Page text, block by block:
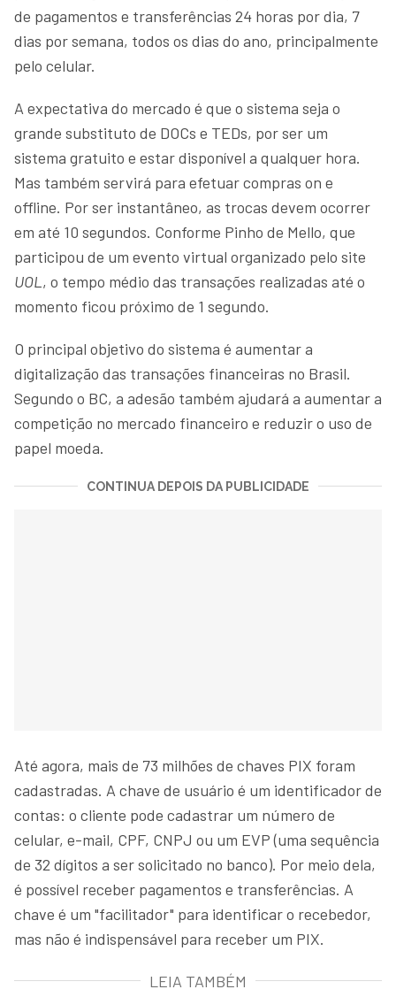
de pagamentos e transferências 24 horas por dia, 7
dias por semana, todos os dias do ano, principalmente
pelo celular.
A expectativa do mercado é que o sistema seja o
grande substituto de DOCs e TEDs, por ser um
sistema gratuito e estar disponível a qualquer hora.
Mas também servirá para efetuar compras on e
offline. Por ser instantâneo, as trocas devem ocorrer
em até 10 segundos. Conforme Pinho de Mello, que
participou de um evento virtual organizado pelo site
UOL , o tempo médio das transações realizadas até o
momento ficou próximo de 1 segundo.
O principal objetivo do sistema é aumentar a
digitalização das transações financeiras no Brasil.
Segundo o BC, a adesão também ajudará a aumentar a
competição no mercado financeiro e reduzir o uso de
papel moeda.
CONTINUA DEPOIS DA PUBLICIDADE
Até agora, mais de 73 milhões de chaves PIX foram
cadastradas. A chave de usuário é um identificador de
contas: o cliente pode cadastrar um número de
celular, e-mail, CPF, CNPJ ou um EVP (uma sequência
de 32 dígitos a ser solicitado no banco). Por meio dela,
é possível receber pagamentos e transferências. A
chave é um "facilitador" para identificar o recebedor,
mas não é indispensável para receber um PIX.
LEIA TAMBÉM